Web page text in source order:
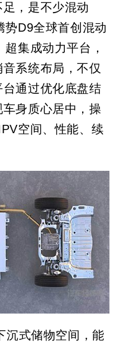
，是不少混动
势D9全球首创混动
集成动力平台，
系统布局，不仅
通过优化底盘结
身质心居中，操
空间、性能、续
式储物空间，能